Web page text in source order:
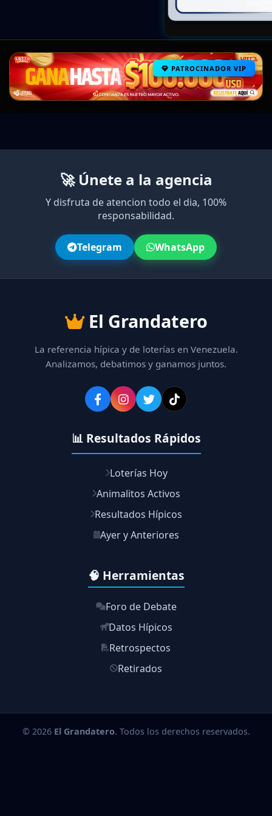
PATROCINADOR VIP
🚀 Únete a la agencia
Y disfruta de atencion todo el dia, 100%
responsabilidad.
Telegram WhatsApp
El Grandatero
La referencia hípica y de loterías en Venezuela.
Analizamos, debatimos y ganamos juntos.
📊 Resultados Rápidos
Loterías Hoy
Animalitos Activos
Resultados Hípicos
Ayer y Anteriores
🧠 Herramientas
Foro de Debate
Datos Hípicos
Retrospectos
Retirados
© 2026 El Grandatero. Todos los derechos reservados.